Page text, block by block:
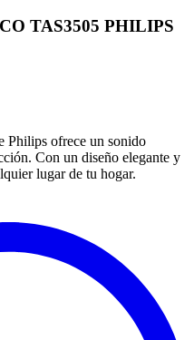
TAS3505 PHILIPS
Philips ofrece un sonido
Con un diseño elegante y
lugar de tu hogar.